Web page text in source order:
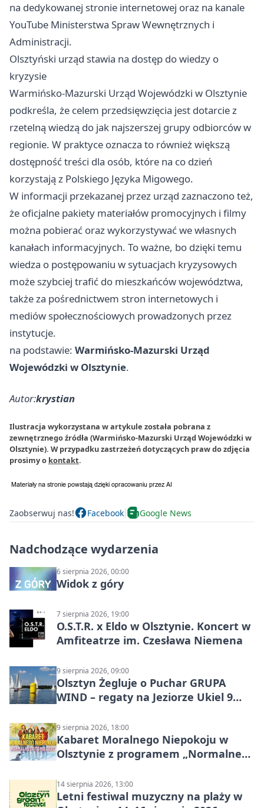
na dedykowanej stronie internetowej oraz na kanale
YouTube Ministerstwa Spraw Wewnętrznych i
Administracji.
Olsztyński urząd stawia na dostęp do wiedzy o
kryzysie
Warmińsko-Mazurski Urząd Wojewódzki w Olsztynie
podkreśla, że celem przedsięwzięcia jest dotarcie z
rzetelną wiedzą do jak najszerszej grupy odbiorców w
regionie. W praktyce oznacza to również większą
dostępność treści dla osób, które na co dzień
korzystają z Polskiego Języka Migowego.
W informacji przekazanej przez urząd zaznaczono też,
że oficjalne pakiety materiałów promocyjnych i filmy
można pobierać oraz wykorzystywać we własnych
kanałach informacyjnych. To ważne, bo dzięki temu
wiedza o postępowaniu w sytuacjach kryzysowych
może szybciej trafić do mieszkańców województwa,
także za pośrednictwem stron internetowych i
mediów społecznościowych prowadzonych przez
instytucje.
na podstawie: Warmińsko-Mazurski Urząd
Wojewódzki w Olsztynie.
Autor:krystian
Ilustracja wykorzystana w artykule została pobrana z
zewnętrznego źródła (Warmińsko-Mazurski Urząd Wojewódzki w
Olsztynie). W przypadku zastrzeżeń dotyczących praw do zdjęcia
prosimy o kontakt.
Zaobserwuj nas! Facebook Google News
Nadchodzące wydarzenia
6 sierpnia 2026, 00:00
Widok z góry
7 sierpnia 2026, 19:00
O.S.T.R. x Eldo w Olsztynie. Koncert w
Amfiteatrze im. Czesława Niemena
9 sierpnia 2026, 09:00
Olsztyn Żegluje o Puchar GRUPA
WIND – regaty na Jeziorze Ukiel 9
9 sierpnia 2026, 18:00
Kabaret Moralnego Niepokoju w
Olsztynie z programem „Normalne
14 sierpnia 2026, 13:00
Letni festiwal muzyczny na plaży w